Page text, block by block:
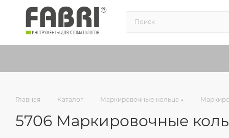
Главная — Каталог — Маркировочные кольца —
5706 Маркировочные